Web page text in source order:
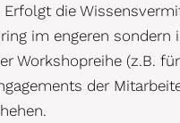
die
im engeren
Workshopreihe (z.B.
der